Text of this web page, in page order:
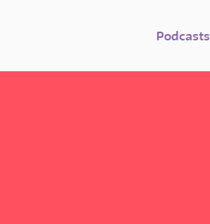
Podcasts